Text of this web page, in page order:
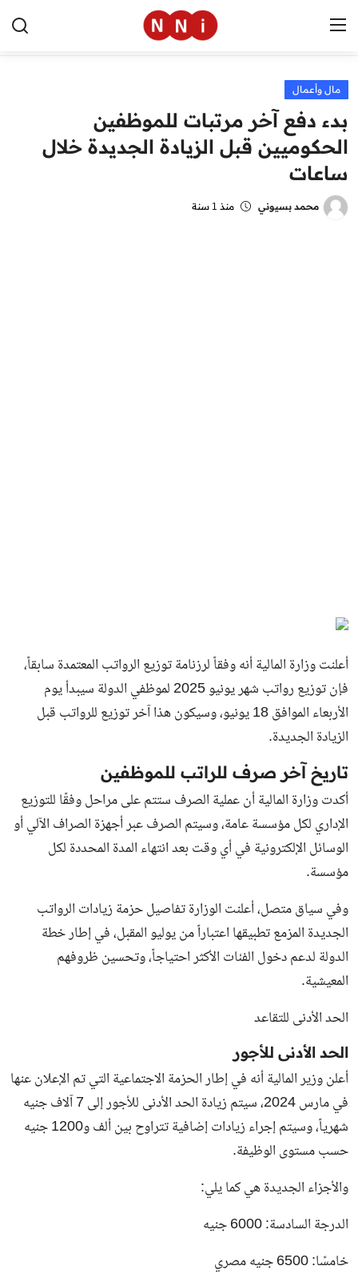
الرئيسية
اخبار مصر
العالم
الرياضة
مال وأعمال
بدء دفع آخر مرتبات للموظفين
الحكوميين قبل الزيادة الجديدة خلال
ساعات
محمد بسيوني منذ 1 سنة
أعلنت وزارة المالية أنه وفقاً لرزنامة توزيع الرواتب المعتمدة سابقاً،
فإن توزيع رواتب شهر يونيو 2025 لموظفي الدولة سيبدأ يوم
الأربعاء الموافق 18 يونيو، وسيكون هذا آخر توزيع للرواتب قبل
الزيادة الجديدة.
تاريخ آخر صرف للراتب للموظفين
أكدت وزارة المالية أن عملية الصرف ستتم على مراحل وفقًا للتوزيع
الإداري لكل مؤسسة عامة، وسيتم الصرف عبر أجهزة الصراف الآلي أو
الوسائل الإلكترونية في أي وقت بعد انتهاء المدة المحددة لكل
مؤسسة.
وفي سياق متصل، أعلنت الوزارة تفاصيل حزمة زيادات الرواتب
الجديدة المزمع تطبيقها اعتباراً من يوليو المقبل، في إطار خطة
الدولة لدعم دخول الفئات الأكثر احتياجاً، وتحسين ظروفهم
المعيشية.
الحد الأدنى للتقاعد
الحد الأدنى للأجور
أعلن وزير المالية أنه في إطار الحزمة الاجتماعية التي تم الإعلان عنها
في مارس 2024، سيتم زيادة الحد الأدنى للأجور إلى 7 آلاف جنيه
شهرياً، وسيتم إجراء زيادات إضافية تتراوح بين ألف و1200 جنيه
حسب مستوى الوظيفة.
والأجزاء الجديدة هي كما يلي:
الدرجة السادسة: 6000 جنيه
خامسًا: 6500 جنيه مصري